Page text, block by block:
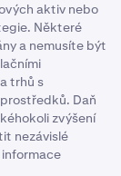
aktiv nebo
Některé
a nemusíte být
trhů s
Daň
zvýšení
nezávislé